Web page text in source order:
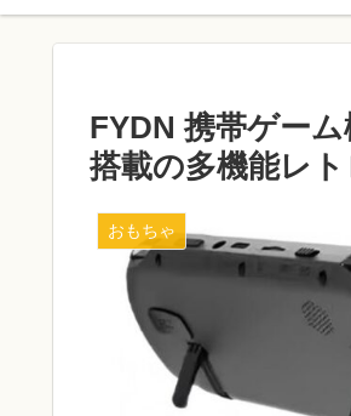
FYDN 携帯ゲー
搭載の多機能レ
おもちゃ